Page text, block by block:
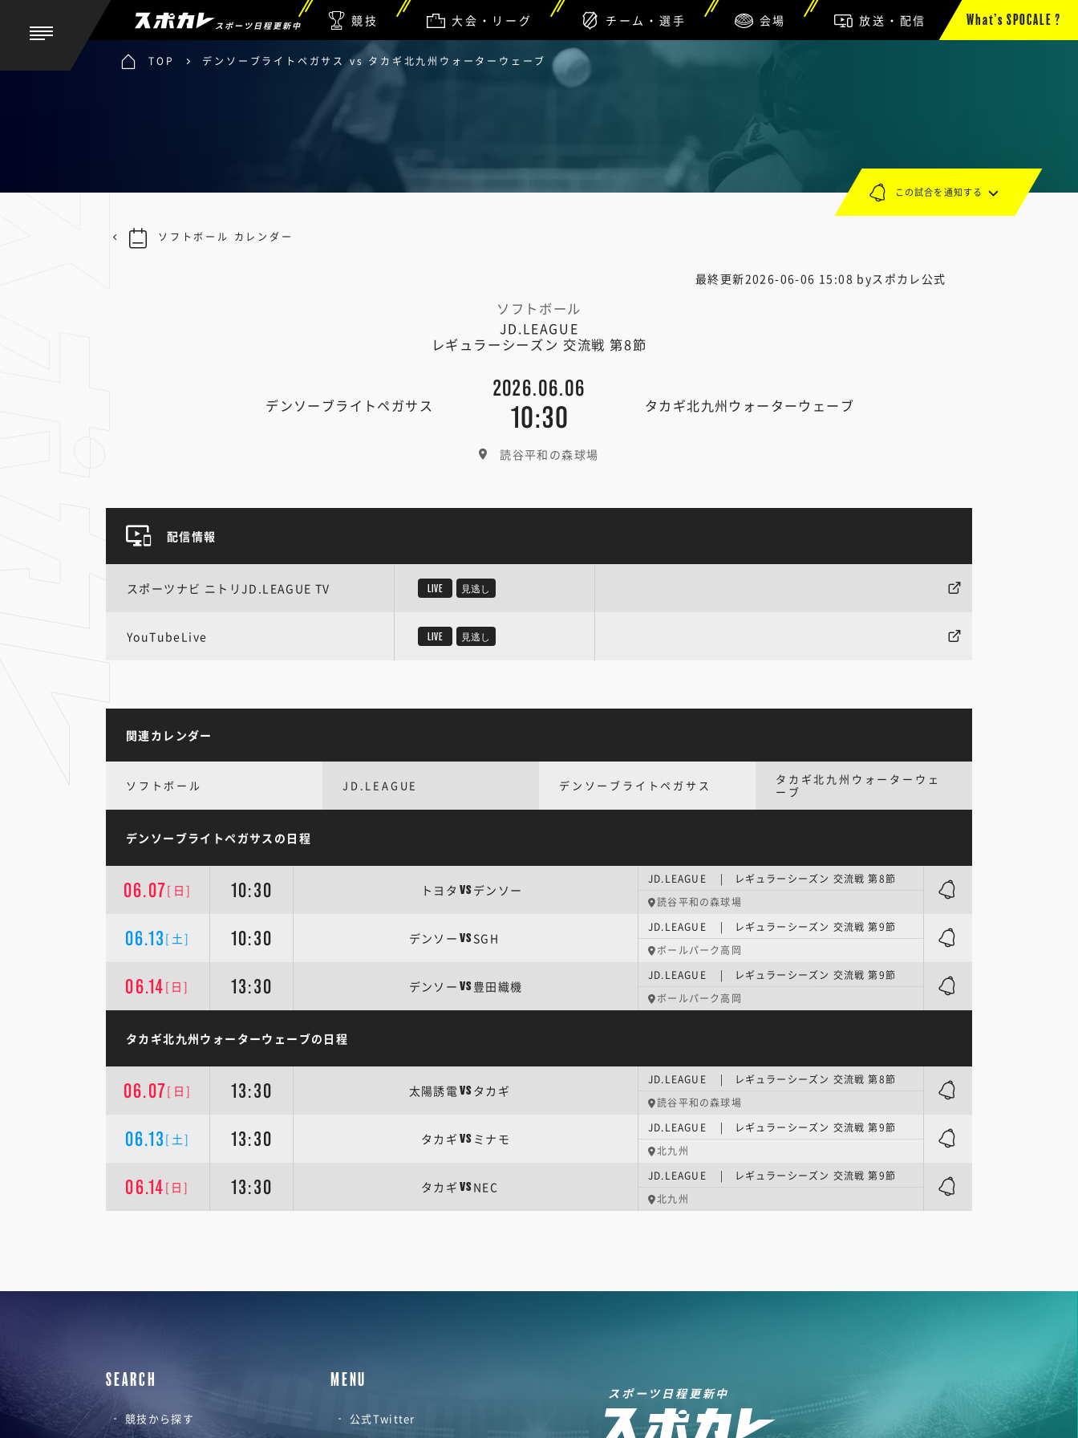
スポーツ日程更新中 競技 大会・リーグ チーム・選手 会場 放送・配信 What’s SPOCALE ?
TOP デンソーブライトペガサス vs タカギ北九州ウォーターウェーブ
最終更新2026-06-06 15:08 byスポカレ公式
ソフトボール
JD.LEAGUE
レギュラーシーズン 交流戦 第8節
デンソーブライトペガサス
2026.06.06
10:30 タカギ北九州ウォーターウェーブ
読谷平和の森球場
この試合を通知する
ソフトボール カレンダー
配信情報
スポーツナビ ニトリJD.LEAGUE TV LIVE 見逃し
YouTubeLive LIVE 見逃し
関連カレンダー
ソフトボール JD.LEAGUE デンソーブライトペガサス
タカギ北九州ウォーターウェ
ーブ
デンソーブライトペガサスの日程
06.07[日] 10:30 トヨタ VS デンソー
JD.LEAGUE | レギュラーシーズン 交流戦 第8節
読谷平和の森球場
06.13 [土] 10:30 デンソー VS SGH
JD.LEAGUE | レギュラーシーズン 交流戦 第9節
ボールパーク高岡
06.14 [日] 13:30 デンソー VS 豊田織機
JD.LEAGUE | レギュラーシーズン 交流戦 第9節
ボールパーク高岡
タカギ北九州ウォーターウェーブの日程
06.07[日] 13:30 太陽誘電VS タカギ
JD.LEAGUE | レギュラーシーズン 交流戦 第8節
読谷平和の森球場
06.13 [土] 13:30 タカギ VS ミナモ
JD.LEAGUE | レギュラーシーズン 交流戦 第9節
北九州
06.14 [日] 13:30 タカギ VS NEC
JD.LEAGUE | レギュラーシーズン 交流戦 第9節
北九州
SEARCH
競技から探す
MENU
公式Twitter
スポーツ日程更新中